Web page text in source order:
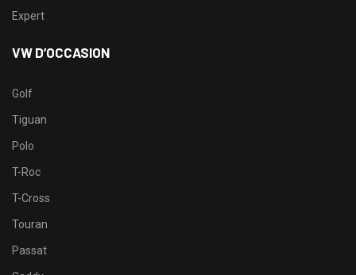
Expert
VW D’OCCASION
Golf
Tiguan
Polo
T-Roc
T-Cross
Touran
Passat